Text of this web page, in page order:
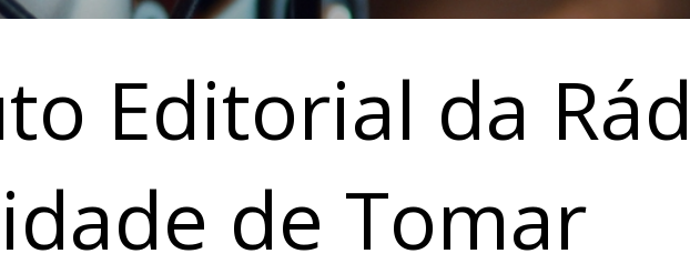
Editorial da
de Tomar